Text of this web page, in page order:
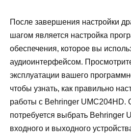
После завершения настройки
шагом является настройка
обеспечения, которое вы
аудиоинтерфейсом.
эксплуатации вашего
чтобы узнать, как правильно
работы с Behringer UMC204HD.
потребуется выбрать Behringer
входного и выходного